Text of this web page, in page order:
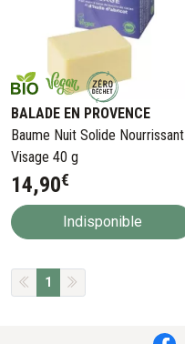
BALADE EN PROVENCE
Baume Nuit Solide Nourrissant
Visage 40 g
14,90€
Indisponible
1